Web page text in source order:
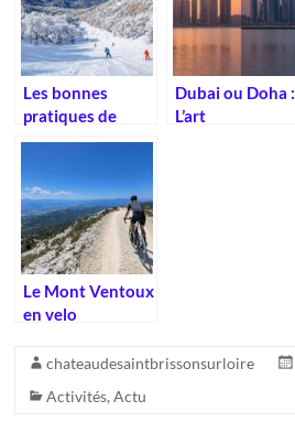
maisons d’hotes
authentiques
Les bonnes
pratiques de
sécurité pour le
infos pratiques
sur le ski – Ski
Bastelica
Dubai ou Doha :
L’art
Le Mont Ventoux
en velo
comment j’ai
de Provence
chateaudesaintbrissonsurloire
Activités,Actu